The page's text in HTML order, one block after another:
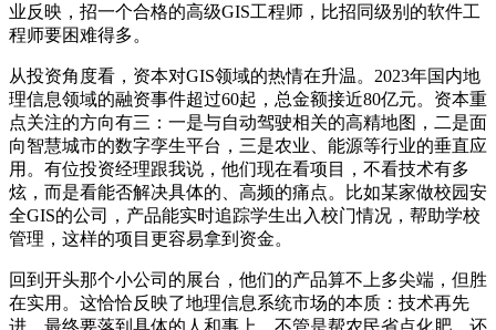
业反映，招一个合格的高级GIS工程师，比招同级别的软件工
程师要困难得多。
从投资角度看，资本对GIS领域的热情在升温。2023年国内地
理信息领域的融资事件超过60起，总金额接近80亿元。资本重
点关注的方向有三：一是与自动驾驶相关的高精地图，二是面
向智慧城市的数字孪生平台，三是农业、能源等行业的垂直应
用。有位投资经理跟我说，他们现在看项目，不看技术有多
炫，而是看能否解决具体的、高频的痛点。比如某家做校园安
全GIS的公司，产品能实时追踪学生出入校门情况，帮助学校
管理，这样的项目更容易拿到资金。
回到开头那个小公司的展台，他们的产品算不上多尖端，但胜
在实用。这恰恰反映了地理信息系统市场的本质：技术再先
进，最终要落到具体的人和事上。不管是帮农民省点化肥，还